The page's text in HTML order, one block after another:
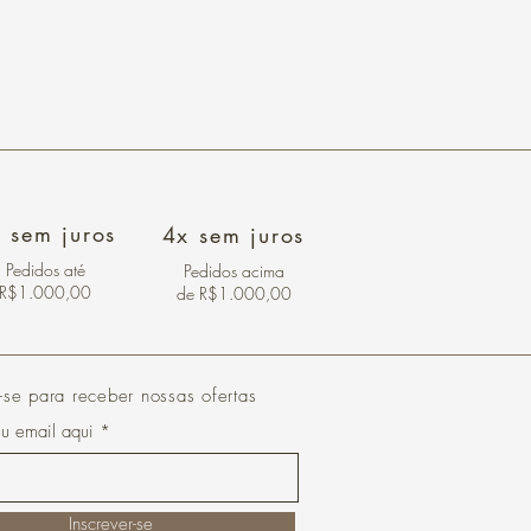
sem juros
Pedidos até
R$1.000,00
4x sem juros
Pedidos acima
de R$1.000,00
para receber nossas ofertas
email aqui
Inscrever-se